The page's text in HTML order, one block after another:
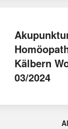
Kälbern
03/2024